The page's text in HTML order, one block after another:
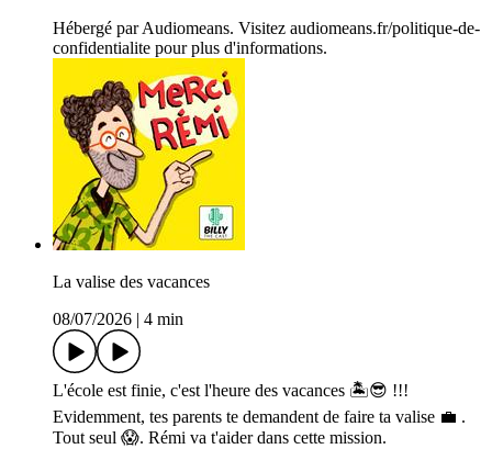
Hébergé par Audiomeans. Visitez audiomeans.fr/politique-de-
confidentialite pour plus d'informations.
La valise des vacances
08/07/2026
4 min
L'école est finie, c'est l'heure des vacances 🏝️😎 !!!
Evidemment, tes parents te demandent de faire ta valise 💼 .
Tout seul 😱. Rémi va t'aider dans cette mission.